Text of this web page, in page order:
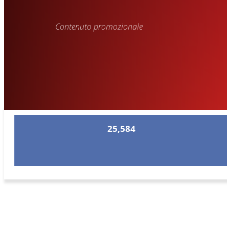
Contenuto promozionale
25,584